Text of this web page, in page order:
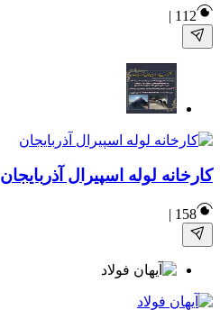
112
|
کارخانه لوله اسپیرال آذربایجان
158
|